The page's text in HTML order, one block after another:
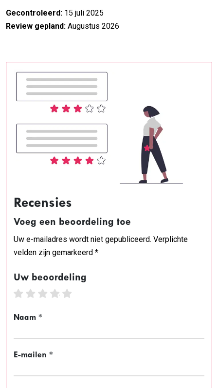
Gecontroleerd: 15 juli 2025
Review gepland: Augustus 2026
Recensies
Voeg een beoordeling toe
Uw e-mailadres wordt niet gepubliceerd. Verplichte
velden zijn gemarkeerd *
Uw beoordeling
4 stars
3 stars
2 stars
1 star
Naam *
E-mailen *